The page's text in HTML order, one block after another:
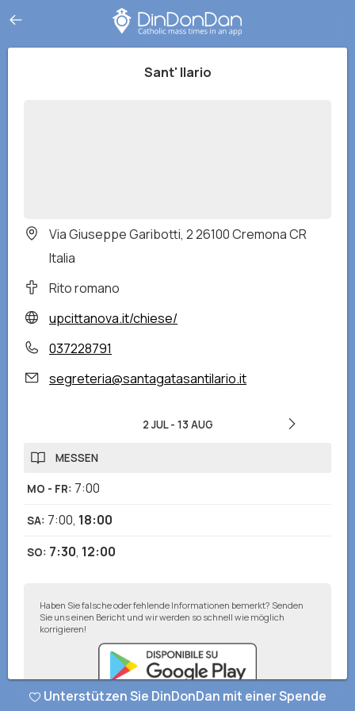
Sant' Ilario
Via Giuseppe Garibotti, 2 26100 Cremona CR
Italia
Rito romano
upcittanova.it/chiese/
037228791
segreteria@santagatasantilario.it
2 JUL- 13 AUG
MESSEN
MO - FR: 7:00
SA: 7:00, 18:00
SO: 7:30, 12:00
Haben Sie falsche oder fehlende Informationen bemerkt? Senden
Sie uns einen Bericht und wir werden so schnell wie möglich
korrigieren!
Unterstützen Sie DinDonDan mit einer Spende